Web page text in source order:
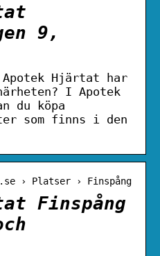
9,
Hjärtat har
I Apotek
du köpa
som finns i den
› Platser › Finspång
Finspång